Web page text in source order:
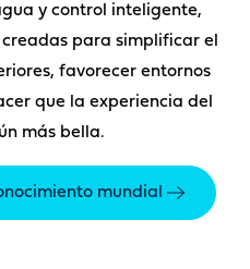
y control inteligente,
para simplificar el
favorecer entornos
que la experiencia del
más bella.
mundial